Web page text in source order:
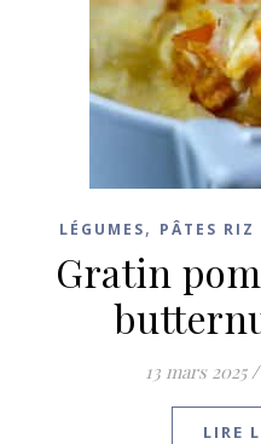
LÉGUMES, PÂTES RIZ
Gratin
13 mars 2025 /
LIRE